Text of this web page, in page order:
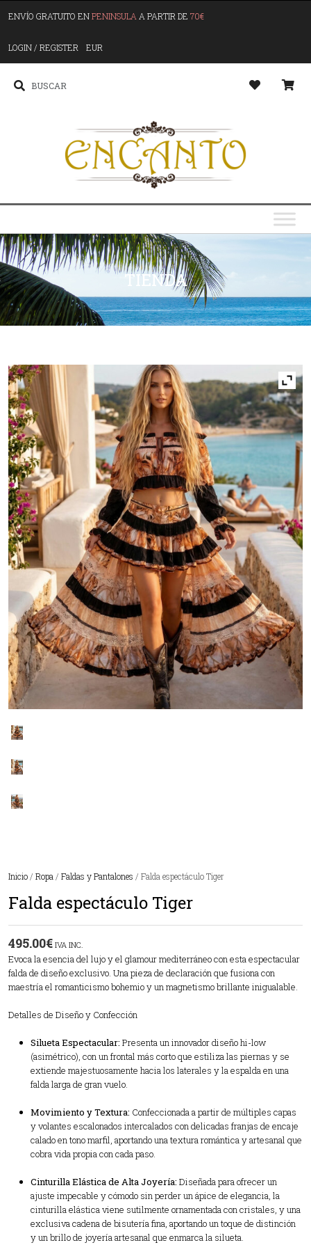
ENVÍO GRATUITO ENPENINSULA A PARTIR DE 70€
LOGIN / REGISTER EUR
TIENDA
Inicio / Ropa / Faldas y Pantalones / Falda espectáculo Tiger
Falda espectáculo Tiger
495.00€ IVA INC.
Evoca la esencia del lujo y el glamour mediterráneo con esta espectacular
falda de diseño exclusivo. Una pieza de declaración que fusiona con
maestría el romanticismo bohemio y un magnetismo brillante inigualable.
Detalles de Diseño y Confección
Silueta Espectacular: Presenta un innovador diseño hi-low
(asimétrico), con un frontal más corto que estiliza las piernas y se
extiende majestuosamente hacia los laterales y la espalda en una
falda larga de gran vuelo.
Movimiento y Textura: Confeccionada a partir de múltiples capas
y volantes escalonados intercalados con delicadas franjas de encaje
calado en tono marfil, aportando una textura romántica y artesanal que
cobra vida propia con cada paso.
Cinturilla Elástica de Alta Joyería: Diseñada para ofrecer un
ajuste impecable y cómodo sin perder un ápice de elegancia, la
cinturilla elástica viene sutilmente ornamentada con cristales, y una
exclusiva cadena de bisutería fina, aportando un toque de distinción
y un brillo de joyería artesanal que enmarca la silueta.